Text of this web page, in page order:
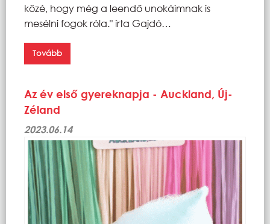
közé, hogy még a leendő unokáimnak is
mesélni fogok róla." írta Gajdó…
Tovább
Az év első gyereknapja - Auckland, Új-
Zéland
2023.06.14